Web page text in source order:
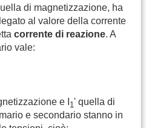
di magnetizzazione, ha
al valore della corrente
corrente di reazione. A
vale:
e I 1' quella di
e secondario stanno in